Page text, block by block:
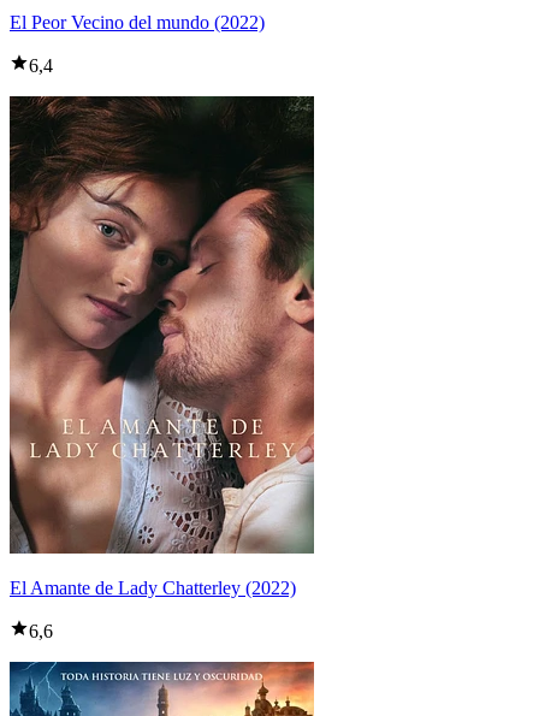
El Peor Vecino del mundo (2022)
6,4
El Amante de Lady Chatterley (2022)
6,6